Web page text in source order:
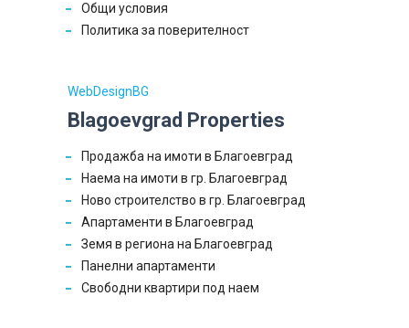
Общи условия
Политика за поверителност
WebDesignBG
Blagoevgrad Properties
Продажба на имоти в Благоевград
Наема на имоти в гр. Благоевград
Ново строителство в гр. Благоевград
Апартаменти в Благоевград
Земя в региона на Благоевград
Панелни апартаменти
Свободни квартири под наем